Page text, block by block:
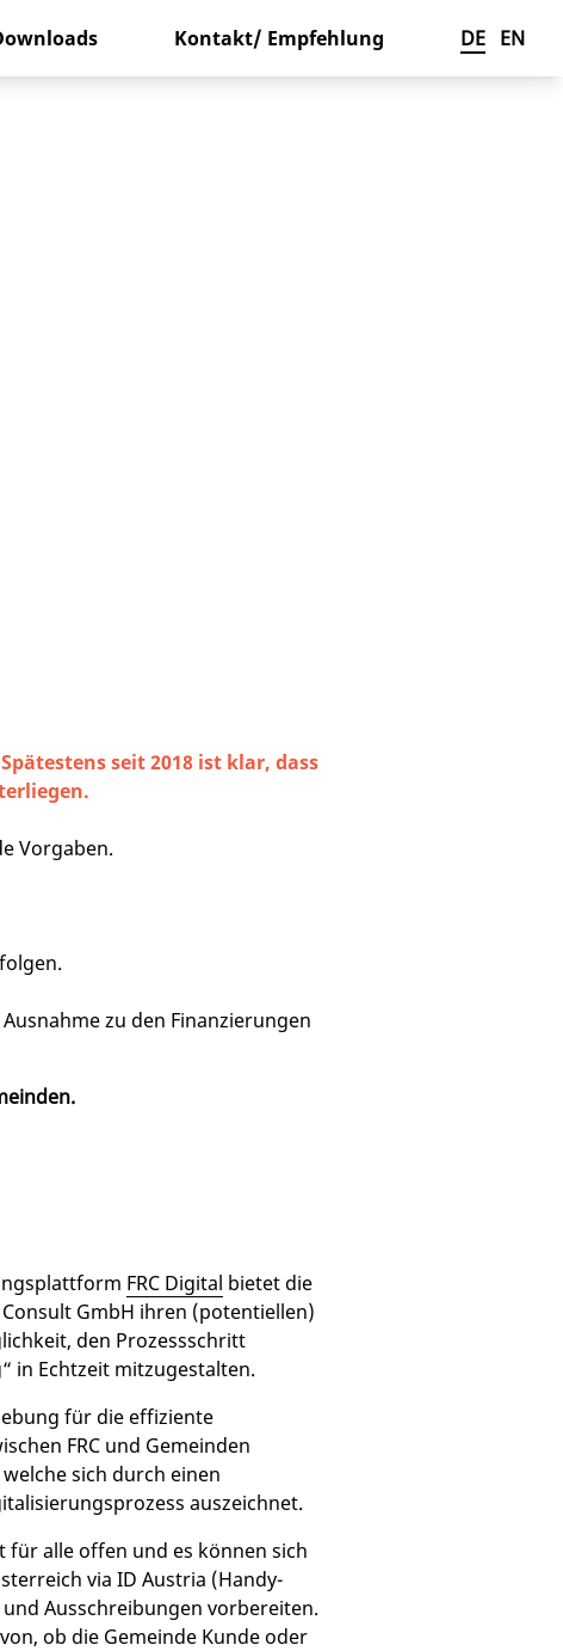
Kontakt/ Empfehlung DE EN
seit 2018 ist klar, dass
Vorgaben.
Ausnahme zu den Finanzierungen
FRC Digital bietet die
Consult GmbH ihren (potentiellen)
den Prozessschritt
in Echtzeit mitzugestalten.
für die effiziente
FRC und Gemeinden
sich durch einen
auszeichnet.
für alle offen und es können sich
via ID Austria (Handy-
Ausschreibungen vorbereiten.
ob die Gemeinde Kunde oder